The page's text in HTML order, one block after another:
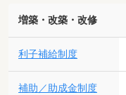
増築・改築・改修
利子補給制度
補助／助成金制度